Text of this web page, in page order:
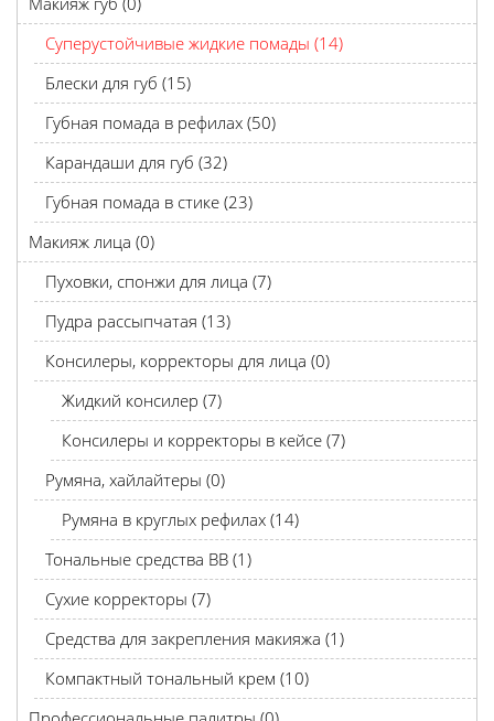
Суперустойчивые жидкие помады (14)
Блески для губ (15)
Губная помада в рефилах (50)
Карандаши для губ (32)
Губная помада в стике (23)
Макияж лица (0)
Пуховки, спонжи для лица (7)
Пудра рассыпчатая (13)
Консилеры, корректоры для лица (0)
Жидкий консилер (7)
Консилеры и корректоры в кейсе (7)
Румяна, хайлайтеры (0)
Румяна в круглых рефилах (14)
Тональные средства BB (1)
Сухие корректоры (7)
Средства для закрепления макияжа (1)
Компактный тональный крем (10)